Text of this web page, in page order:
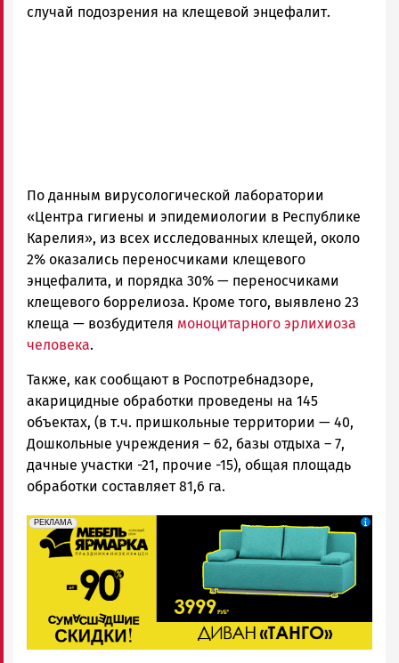
случай подозрения на клещевой энцефалит.
По данным вирусологической лаборатории
«Центра гигиены и эпидемиологии в Республике
Карелия», из всех исследованных клещей, около
2% оказались переносчиками клещевого
энцефалита, и порядка 30% — переносчиками
клещевого боррелиоза. Кроме того, выявлено 23
клеща — возбудителя моноцитарного эрлихиоза
человека.
Также, как сообщают в Роспотребнадзоре,
акарицидные обработки проведены на 145
объектах, (в т.ч. пришкольные территории — 40,
Дошкольные учреждения – 62, базы отдыха – 7,
дачные участки -21, прочие -15), общая площадь
обработки составляет 81,6 га.
erid: 2SDnjeFymr3
РЕКЛАМА
Реклама